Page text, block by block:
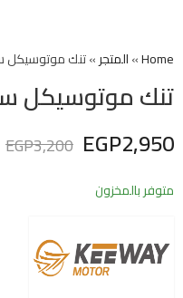
Home
»المتجر»تنك موتوسيكل
تنك موتوسيكل
EGP2,950
EGP3,200
متوفر بالمخزون